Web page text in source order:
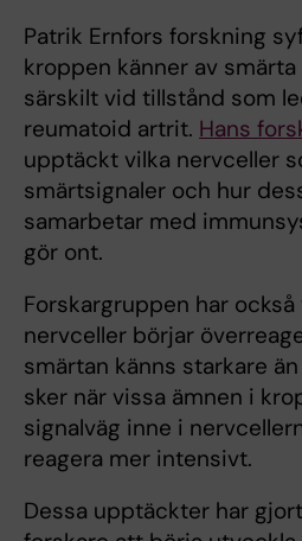
Patrik Ernfors forskning
kroppen känner av
särskilt vid tillstånd som
reumatoid artrit. Hans
upptäckt vilka nervceller
smärtsignaler och hur
samarbetar med
gör ont.
Forskargruppen har
nervceller börjar
smärtan känns starkare
sker när vissa ämnen i
signalväg inne i
reagera mer intensivt.
Dessa upptäckter har